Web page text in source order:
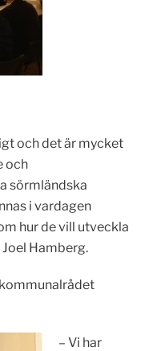
och det är mycket
och
sörmländska
i vardagen
hur de vill utveckla
Hamberg.
– Vi har